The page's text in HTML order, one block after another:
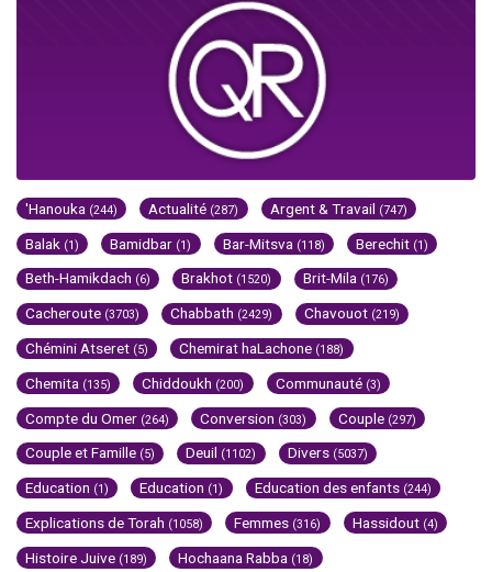
'Hanouka (244) Actualité (287) Argent & Travail (747)
Balak (1) Bamidbar (1) Bar-Mitsva (118) Berechit (1)
Beth-Hamikdach (6) Brakhot (1520) Brit-Mila (176)
Cacheroute (3703) Chabbath (2429) Chavouot (219)
Chémini Atseret (5) Chemirat haLachone (188)
Chemita (135) Chiddoukh (200) Communauté (3)
Compte du Omer (264) Conversion (303) Couple (297)
Couple et Famille (5) Deuil (1102) Divers (5037)
Education (1) Education (1) Education des enfants (244)
Explications de Torah (1058) Femmes (316) Hassidout (4)
Histoire Juive (189) Hochaana Rabba (18)